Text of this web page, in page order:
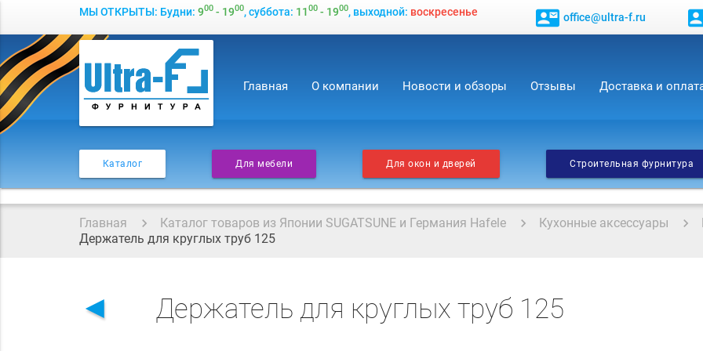
МЫ ОТКРЫТЫ: Будни: 900- 1900, суббота: 1100- 1900, выходной: воскресенье contact_mail office@ultra-f.ru
Главная О компании Новости и обзоры Отзывы Доставка и
Каталог Для мебели Для окон и дверей Строительная фурнитура
Главная Каталог товаров из Японии SUGATSUNE и Германия Hafele Кухонные аксессуары
Держатель для круглых труб 125
◄ Держатель для круглых труб 125